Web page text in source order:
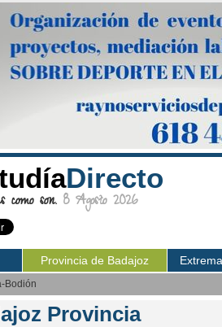
Directo
como son. 8 Agosto 2026
Provincia de Badajoz
Bodión
Provincia